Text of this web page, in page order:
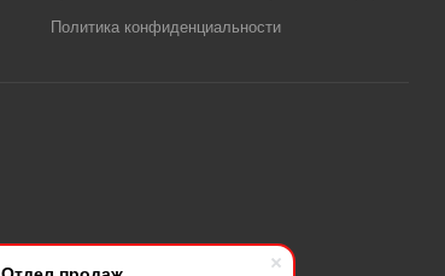
Политика конфиденциальности